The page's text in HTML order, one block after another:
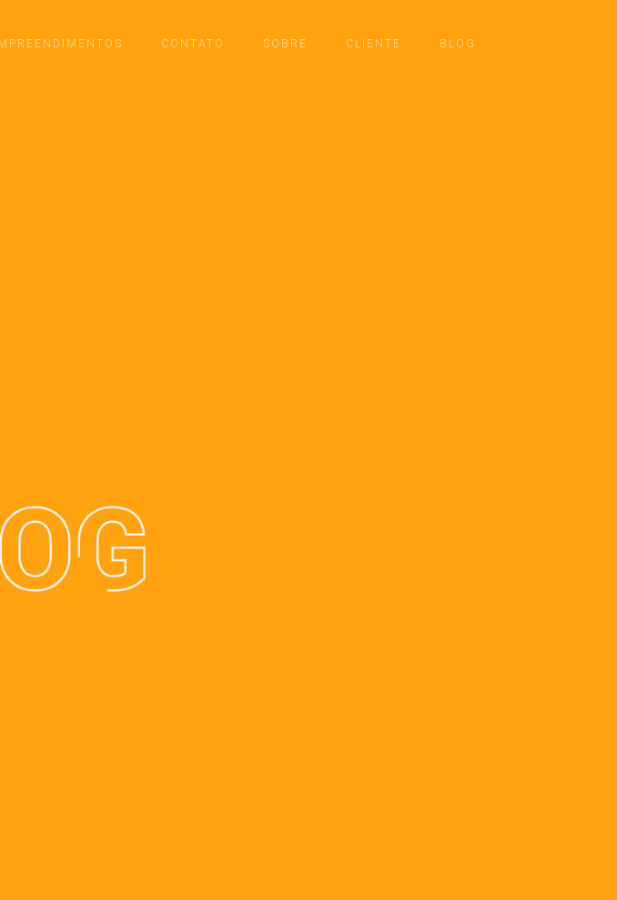
CONTATO SOBRE CLIENTE BLOG